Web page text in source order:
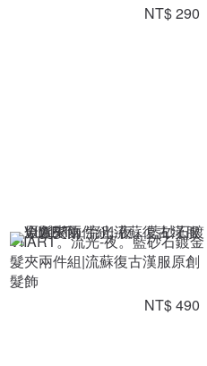
NT$ 290
VIIART。流光-夜。藍砂石鍍金
髮夾兩件組|流蘇復古漢服原創
髮飾
NT$ 490